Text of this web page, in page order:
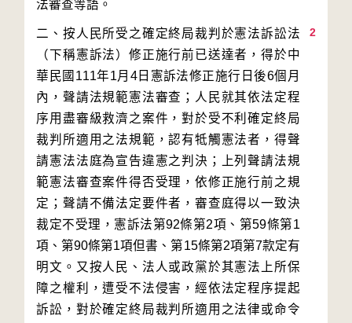
2
二、按人民所受之確定終局裁判於憲法訴訟法
（下稱憲訴法）修正施行前已送達者，得於中
華民國111年1月4日憲訴法修正施行日後6個月
內，聲請法規範憲法審查；人民就其依法定程
序用盡審級救濟之案件，對於受不利確定終局
裁判所適用之法規範，認有牴觸憲法者，得聲
請憲法法庭為宣告違憲之判決；上列聲請法規
範憲法審查案件得否受理，依修正施行前之規
定；聲請不備法定要件者，審查庭得以一致決
裁定不受理，憲訴法第92條第2項、第59條第1
項、第90條第1項但書、第15條第2項第7款定有
明文。又按人民、法人或政黨於其憲法上所保
障之權利，遭受不法侵害，經依法定程序提起
訴訟，對於確定終局裁判所適用之法律或命令